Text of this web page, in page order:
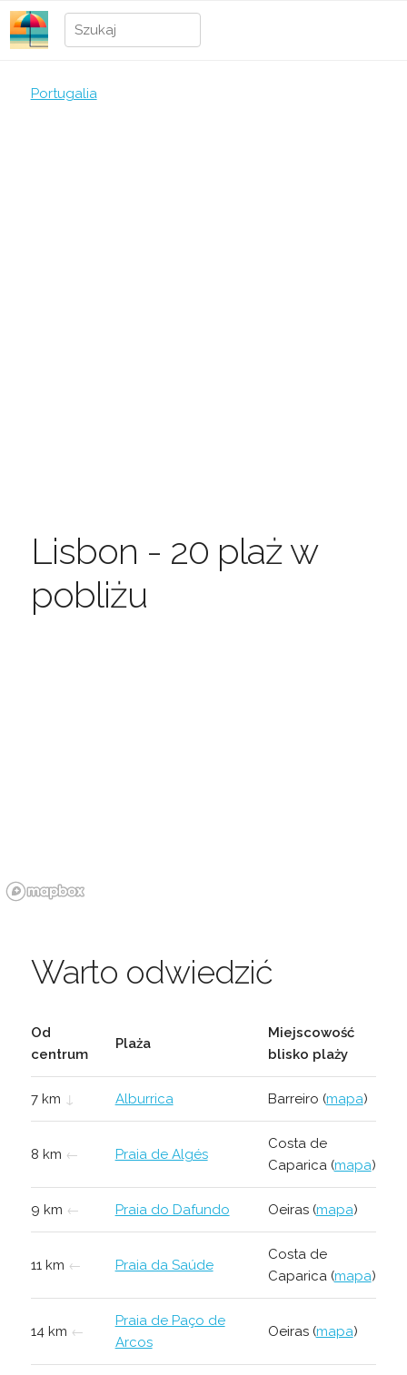
Portugalia
Lisbon - 20 plaż w
pobliżu
Warto odwiedzić
Od
centrum
Plaża
Miejscowość
blisko plaży
7 km ↓ Alburrica Barreiro (mapa)
8 km ← Praia de Algés
Costa de
Caparica (mapa)
9 km ← Praia do Dafundo Oeiras (mapa)
11 km ← Praia da Saúde
Costa de
Caparica (mapa)
14 km ←
Praia de Paço de
Arcos
Oeiras (mapa)